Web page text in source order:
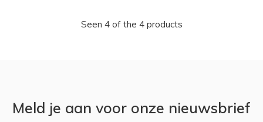
Seen 4 of the 4 products
Meld je aan voor onze nieuwsbrief